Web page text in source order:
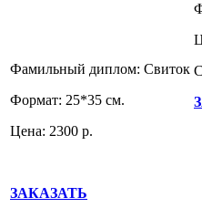
Фамильный диплом: Свиток
Формат: 25*35 см.
Цена: 2300 р.
ЗАКАЗАТЬ